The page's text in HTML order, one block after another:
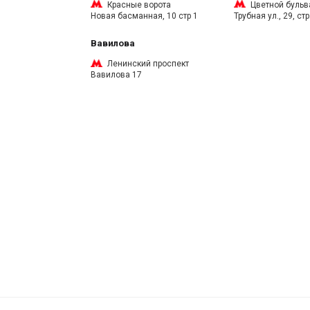
Красные ворота
Новая басманная, 10 стр 1
Цветной
Трубная ул., 29,
Вавилова
Ленинский проспект
Вавилова 17